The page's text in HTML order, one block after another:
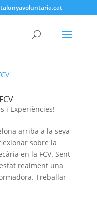
i Experiències!
arriba a la seva
sobre la
en la FCV. Sent
realment una
Treballar